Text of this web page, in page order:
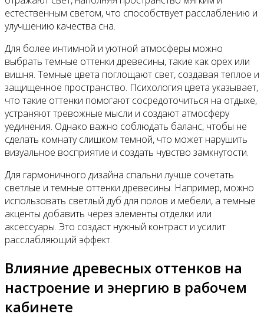
естественным светом, что способствует расслаблению и
улучшению качества сна.
Для более интимной и уютной атмосферы можно
выбрать темные оттенки древесины, такие как орех или
вишня. Темные цвета поглощают свет, создавая теплое и
защищенное пространство. Психология цвета указывает,
что такие оттенки помогают сосредоточиться на отдыхе,
устраняют тревожные мысли и создают атмосферу
уединения. Однако важно соблюдать баланс, чтобы не
сделать комнату слишком темной, что может нарушить
визуальное восприятие и создать чувство замкнутости.
Для гармоничного дизайна спальни лучше сочетать
светлые и темные оттенки древесины. Например, можно
использовать светлый дуб для полов и мебели, а темные
акценты добавить через элементы отделки или
аксессуары. Это создаст нужный контраст и усилит
расслабляющий эффект.
Влияние древесных оттенков на
настроение и энергию в рабочем
кабинете